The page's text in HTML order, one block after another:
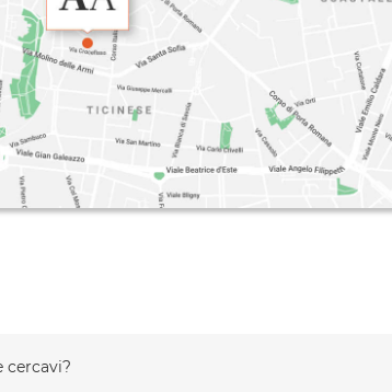
cercavi?